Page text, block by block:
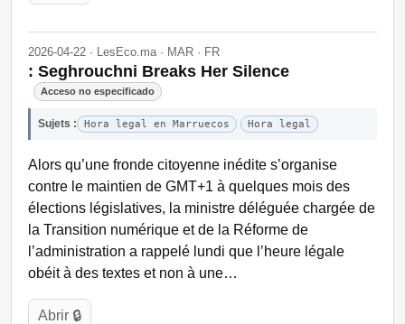
2026-04-22 · LesEco.ma · MAR · FR
: Seghrouchni Breaks Her Silence
Acceso no especificado
Sujets : Hora legal en Marruecos Hora legal
Alors qu’une fronde citoyenne inédite s’organise
contre le maintien de GMT+1 à quelques mois des
élections législatives, la ministre déléguée chargée de
la Transition numérique et de la Réforme de
l’administration a rappelé lundi que l’heure légale
obéit à des textes et non à une…
Abrir 🔒